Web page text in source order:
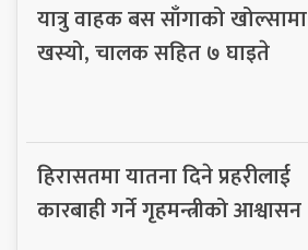
यात्रु वाहक बस साँगाको खोल्सामा
खस्यो, चालक सहित ७ घाइते
हिरासतमा यातना दिने प्रहरीलाई
कारबाही गर्ने गृहमन्त्रीको आश्वासन